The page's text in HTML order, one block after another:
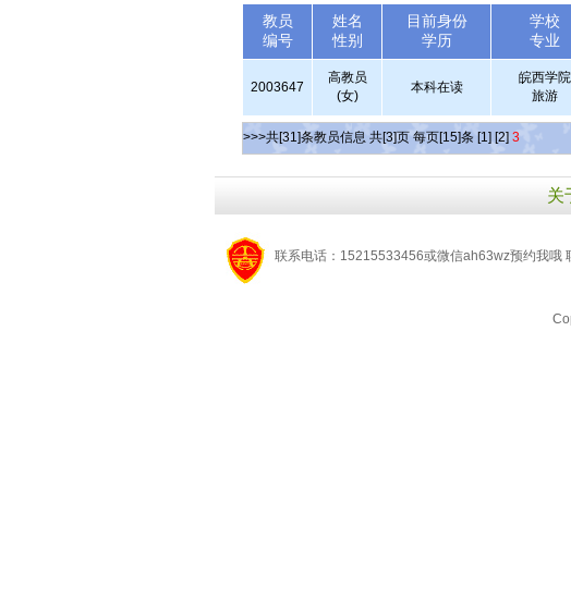
教员
编号
姓名
性别
目前身份
学历
学校
专业
2003647
高教员
(女)
本科在读
皖西学院
旅游
>>>共[31]条教员信息 共[3]页 每页[15]条 [1] [2] 3
关
联系电话：15215533456或微信ah63wz预约我哦